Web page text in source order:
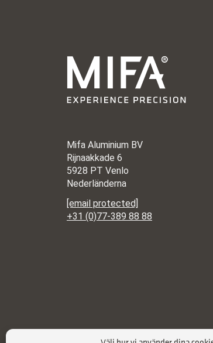
Mifa Aluminium BV
Rijnaakkade 6
5928 PT Venlo
Nederländerna
[email protected]
+31 (0)77-389 88 88